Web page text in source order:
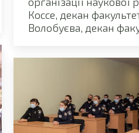
Коссе, декан
Волобуєва, декан